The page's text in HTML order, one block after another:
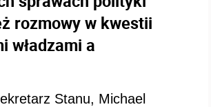
rozmowy w kwestii
władzami a
Stanu, Michael